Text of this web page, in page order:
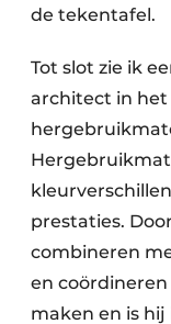
de tekentafel.
Tot slot zie ik
architect in het
prestaties.
combineren
en
maken en is